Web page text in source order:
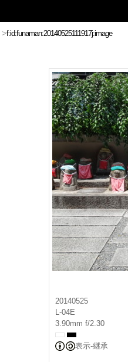
>
20140525
L-04E
3.90mm f/2.30
表示-継承